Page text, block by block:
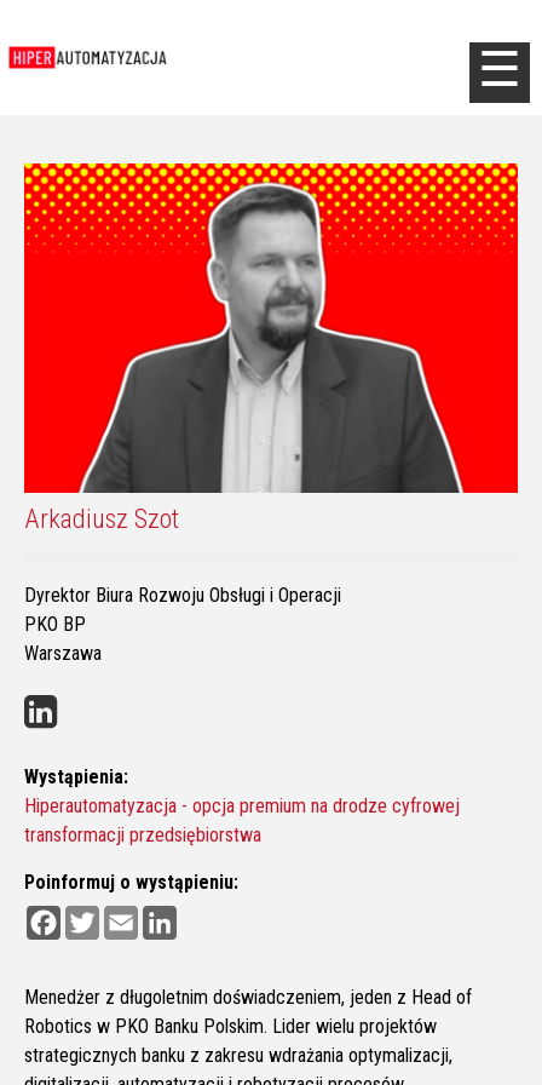
☰
Arkadiusz Szot
Dyrektor Biura Rozwoju Obsługi i Operacji
PKO BP
Warszawa
Wystąpienia:
Hiperautomatyzacja - opcja premium na drodze cyfrowej
transformacji przedsiębiorstwa
Poinformuj o wystąpieniu:
F
a
b
o
o
k
T
w
t
e
r
E
m
l
e
d
I
n
Menedżer z długoletnim doświadczeniem, jeden z Head of
Robotics w PKO Banku Polskim. Lider wielu projektów
strategicznych banku z zakresu wdrażania optymalizacji,